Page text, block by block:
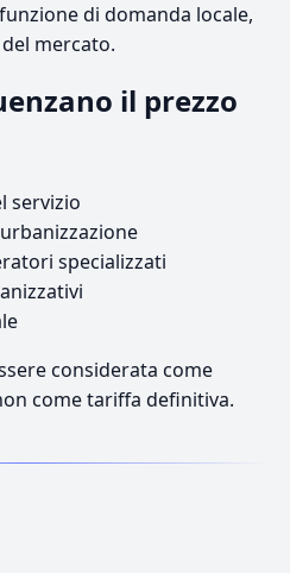
di domanda locale,
mercato.
il prezzo
servizio
specializzati
considerata come
come tariffa definitiva.